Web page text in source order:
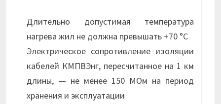
Длительно допустимая температура
нагрева жил не должна превышать +70 °С
Электрическое сопротивление изоляции
кабелей КМПВЭнг, пересчитанное на 1 км
длины, — не менее 150 МОм на период
хранения и эксплуатации